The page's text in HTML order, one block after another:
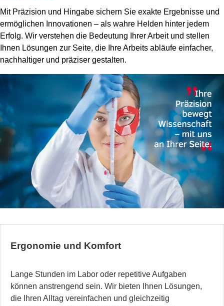
Mit Präzision und Hingabe sichern Sie exakte Ergebnisse und
ermöglichen Innovationen – als wahre Helden hinter jedem
Erfolg. Wir verstehen die Bedeutung Ihrer Arbeit und stellen
Ihnen Lösungen zur Seite, die Ihre Arbeits abläufe einfacher,
nachhaltiger und präziser gestalten.
Ergonomie und Komfort
Lange Stunden im Labor oder repetitive Aufgaben
können anstrengend sein. Wir bieten Ihnen Lösungen,
die Ihren Alltag vereinfachen und gleichzeitig